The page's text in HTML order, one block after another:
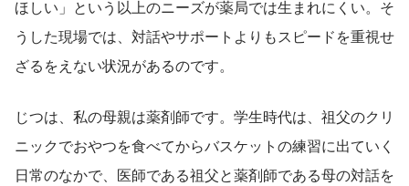
ほしい」という以上のニーズが薬局では生まれにくい。そ
うした現場では、対話やサポートよりもスピードを重視せ
ざるをえない状況があるのです。
じつは、私の母親は薬剤師です。学生時代は、祖父のクリ
ニックでおやつを食べてからバスケットの練習に出ていく
日常のなかで、医師である祖父と薬剤師である母の対話を